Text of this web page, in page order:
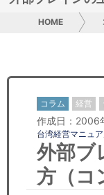
グループ概要
日本人にPR
コンサルティング
リサーチ
HOME
コラム 経営
作成日：2006
台湾経営マニュ
外部ブ
方（コ